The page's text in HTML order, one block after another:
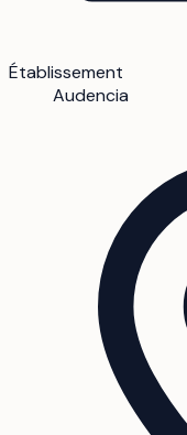
Établissement
Audencia